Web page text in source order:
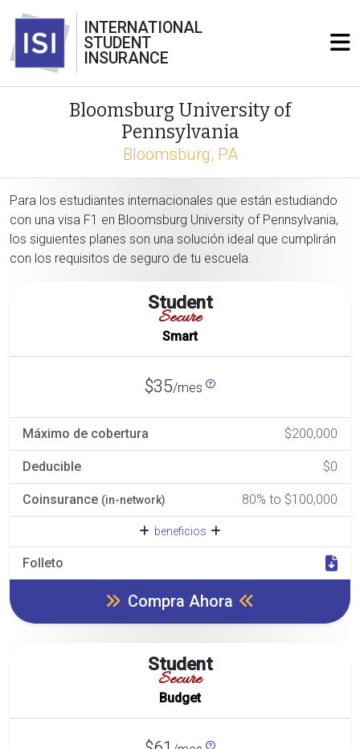
INTERNATIONAL
STUDENT
INSURANCE
Bloomsburg University of
Pennsylvania
Bloomsburg, PA
Para los estudiantes internacionales que están estudiando
con una visa F1 en Bloomsburg University of Pennsylvania,
los siguientes planes son una solución ideal que cumplirán
con los requisitos de seguro de tu escuela.
Student
Secure
Smart
$35/mes
Máximo de cobertura $200,000
Deducible $0
Coinsurance (in-network) 80% to $100,000
beneficios
Folleto
Compra Ahora
Student
Secure
Budget